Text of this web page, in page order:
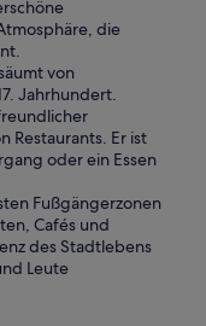
die
von
Jahrhundert.
Restaurants. Er ist
oder ein Essen
Fußgängerzonen
Cafés und
des Stadtlebens
Leute